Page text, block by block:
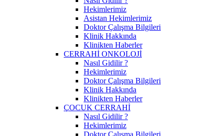
Hekimlerimiz
Asistan Hekimlerimiz
Doktor Çalışma Bilgileri
Klinik Hakkında
Klinikten Haberler
CERRAHİ ONKOLOJİ
Nasıl Gidilir ?
Hekimlerimiz
Doktor Çalışma Bilgileri
Klinik Hakkında
Klinikten Haberler
ÇOCUK CERRAHİ
Nasıl Gidilir ?
Hekimlerimiz
Doktor Çalışma Bilgileri